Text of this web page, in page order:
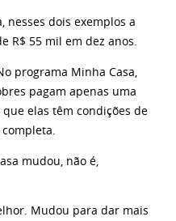
nesses dois exemplos a
R$ 55 mil em dez anos.
programa Minha Casa,
pagam apenas uma
elas têm condições de
mudou, não é,
Mudou para dar mais